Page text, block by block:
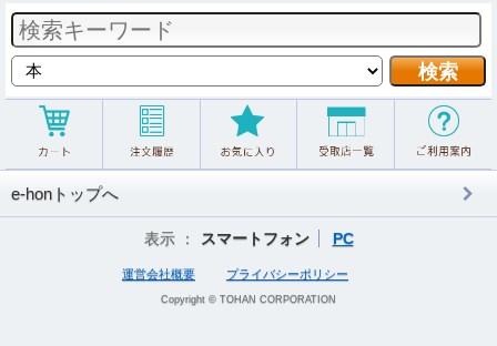
e-honトップへ
表示 ： スマートフォン PC
運営会社概要 プライバシーポリシー
Copyright © TOHAN CORPORATION